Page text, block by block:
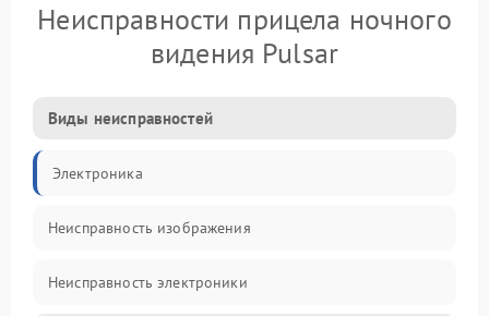
Неисправности прицела ночного
видения Pulsar
Виды неисправностей
Электроника
Неисправность изображения
Неисправность электроники